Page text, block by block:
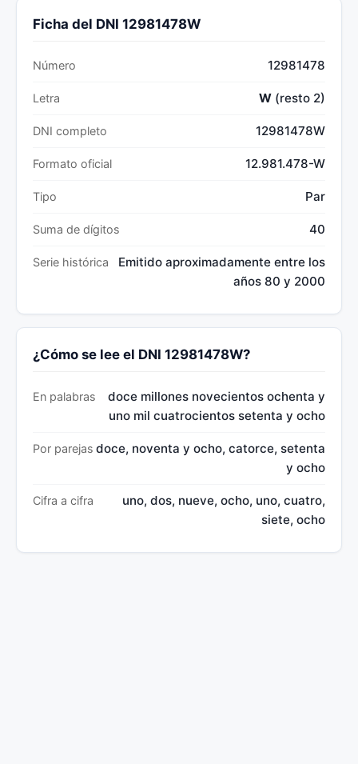
Ficha del DNI 12981478W
Número 12981478
Letra W (resto 2)
DNI completo 12981478W
Formato oficial 12.981.478-W
Tipo Par
Suma de dígitos 40
Serie histórica
Emitido aproximadamente entre los
años 80 y 2000
¿Cómo se lee el DNI 12981478W?
En palabras
doce millones novecientos ochenta y
uno mil cuatrocientos setenta y ocho
Por parejas doce, noventa y ocho, catorce, setenta
y ocho
Cifra a cifra
uno, dos, nueve, ocho, uno, cuatro,
siete, ocho